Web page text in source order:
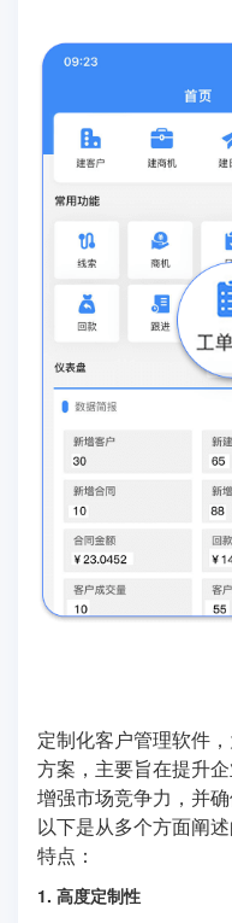
定制化客户管理软件
方案，主要旨在提升
增强市场竞争力，并
以下是从多个方面阐
特点：
1. 高度定制性